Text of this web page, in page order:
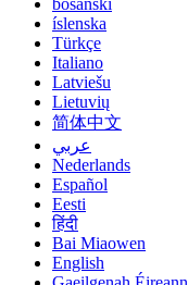
bosanski
íslenska
Türkçe
Italiano
Latviešu
Lietuvių
简体中文
عربي
Nederlands
Español
Eesti
हिंदी
Bai Miaowen
English